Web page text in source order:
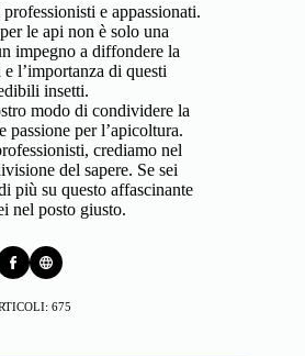
e appassionati.
le api non è solo una
impegno a diffondere la
e l’importanza di questi
insetti.
modo di condividere la
passione per l’apicoltura.
crediamo nel
del sapere. Se sei
più su questo affascinante
nel posto giusto.
675